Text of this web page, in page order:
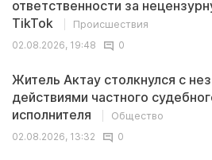
ответственности за
TikTok
Происшествия
02.08.2026, 19:48
0
Житель Актау столкнулся с
действиями частного
исполнителя
Общество
02.08.2026, 13:32
0